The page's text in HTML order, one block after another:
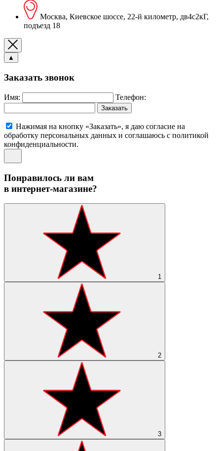
Москва, Киевское шоссе, 22-й километр, дв4с2кГ,
подъезд 18
▲
Заказать звонок
Имя: Телефон:
Заказать
Нажимая на кнопку «Заказать», я даю согласие на
обработку персональных данных и соглашаюсь c политикой
конфиденциальности.
Понравилось ли вам
в интернет-магазине?
1
2
3